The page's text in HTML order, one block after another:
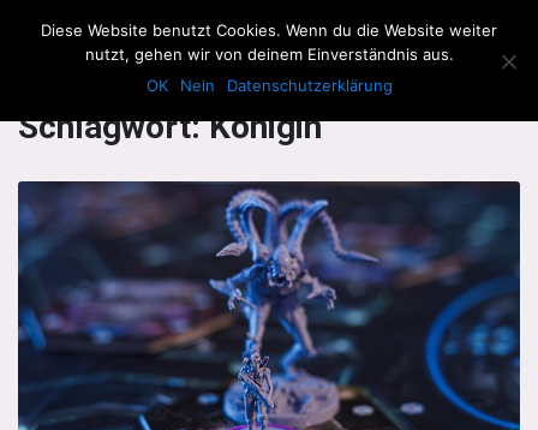
The Howling Men
Schlagwort:Königin
Diese Website benutzt Cookies. Wenn du die Website weiter
nutzt, gehen wir von deinem Einverständnis aus.
OK
Nein Datenschutzerklärung